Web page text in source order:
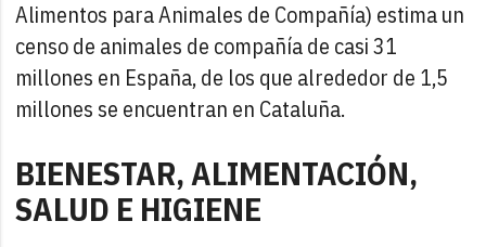
Alimentos para Animales de Compañía) estima un
censo de animales de compañía de casi 31
millones en España, de los que alrededor de 1,5
millones se encuentran en Cataluña.
BIENESTAR, ALIMENTACIÓN,
SALUD E HIGIENE